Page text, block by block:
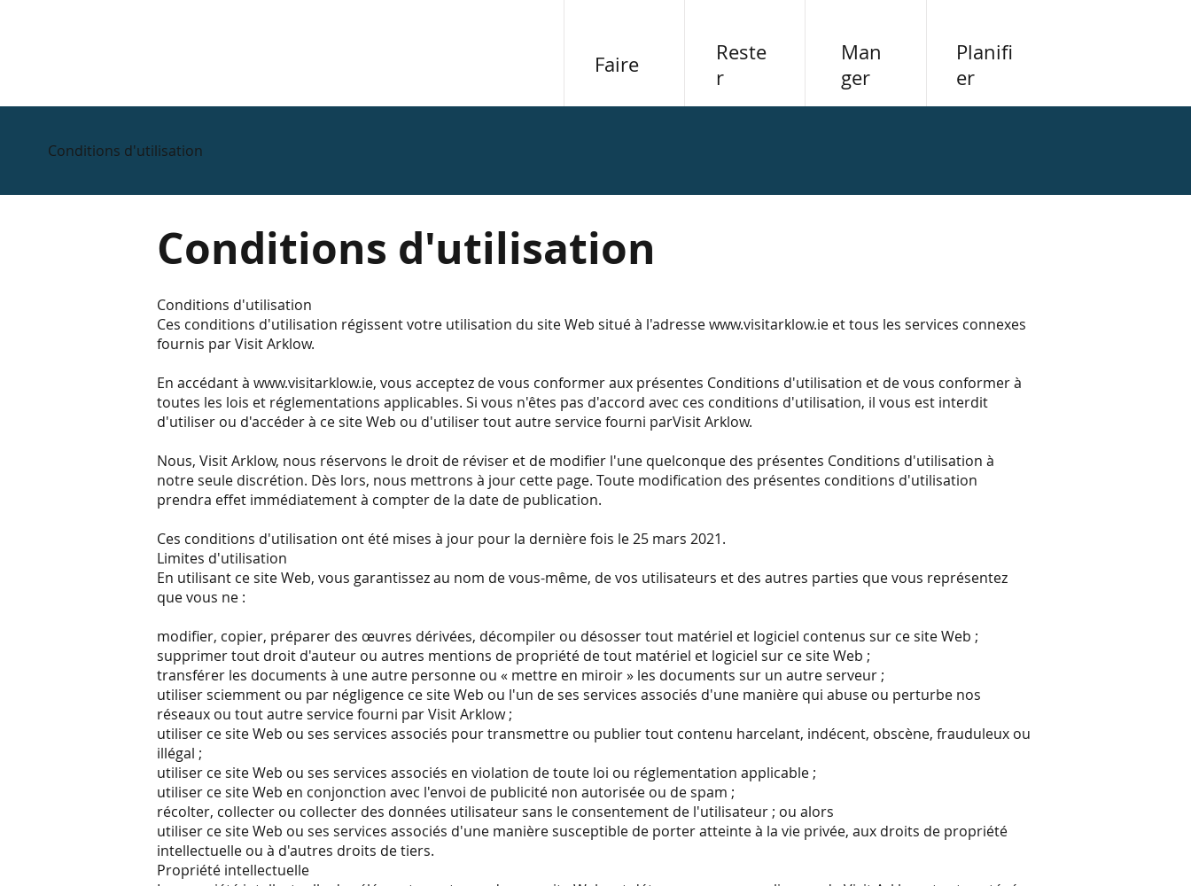
Faire
Reste
r
Man
ger
Planifi
er
Conditions d'utilisation
Conditions d'utilisation
Ces conditions d'utilisation régissent votre utilisation du site Web situé à l'adressewww.visitarklow.ie et tous les services connexes
fournis par Visit Arklow.
En accédant àwww.visitarklow.ie, vous acceptez de vous conformer aux présentes Conditions d'utilisation et de vous conformer à
toutes les lois et réglementations applicables. Si vous n'êtes pas d'accord avec ces conditions d'utilisation, il vous est interdit
d'utiliser ou d'accéder à ce site Web ou d'utiliser tout autre service fourni parVisit Arklow.
Nous, Visit Arklow, nous réservons le droit de réviser et de modifier l'une quelconque des présentes Conditions d'utilisation à
notre seule discrétion. Dès lors, nous mettrons à jour cette page. Toute modification des présentes conditions d'utilisation
prendra effet immédiatement à compter de la date de publication.
Ces conditions d'utilisation ont été mises à jour pour la dernière fois le 25 mars 2021.
Limites d'utilisation
En utilisant ce site Web, vous garantissez au nom de vous-même, de vos utilisateurs et des autres parties que vous représentez
que vous ne :
modifier, copier, préparer des œuvres dérivées, décompiler ou désosser tout matériel et logiciel contenus sur ce site Web ;
supprimer tout droit d'auteur ou autres mentions de propriété de tout matériel et logiciel sur ce site Web ;
transférer les documents à une autre personne ou « mettre en miroir » les documents sur un autre serveur ;
utiliser sciemment ou par négligence ce site Web ou l'un de ses services associés d'une manière qui abuse ou perturbe nos
réseaux ou tout autre service fourni par Visit Arklow ;
utiliser ce site Web ou ses services associés pour transmettre ou publier tout contenu harcelant, indécent, obscène, frauduleux ou
illégal ;
utiliser ce site Web ou ses services associés en violation de toute loi ou réglementation applicable ;
utiliser ce site Web en conjonction avec l'envoi de publicité non autorisée ou de spam ;
récolter, collecter ou collecter des données utilisateur sans le consentement de l'utilisateur ; ou alors
utiliser ce site Web ou ses services associés d'une manière susceptible de porter atteinte à la vie privée, aux droits de propriété
intellectuelle ou à d'autres droits de tiers.
Propriété intellectuelle
Conditions d'utilisation